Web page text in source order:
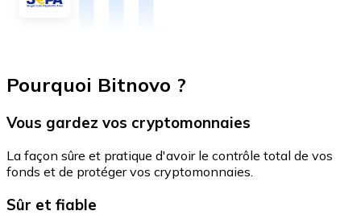
Pourquoi Bitnovo ?
Vous gardez vos cryptomonnaies
La façon sûre et pratique d'avoir le contrôle total de vos
fonds et de protéger vos cryptomonnaies.
Sûr et fiable